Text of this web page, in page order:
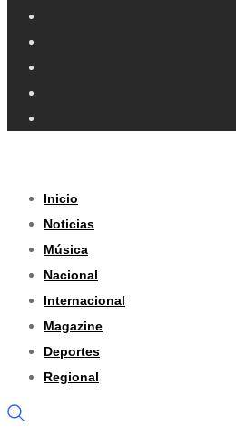
Inicio
Noticias
Música
Nacional
Internacional
Magazine
Deportes
Regional